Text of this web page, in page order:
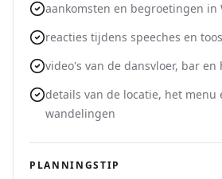
aankomsten en begroetingen in
reacties tijdens speeches en
video's van de dansvloer, bar en
details van de locatie, het menu
wandelingen
PLANNINGSTIP